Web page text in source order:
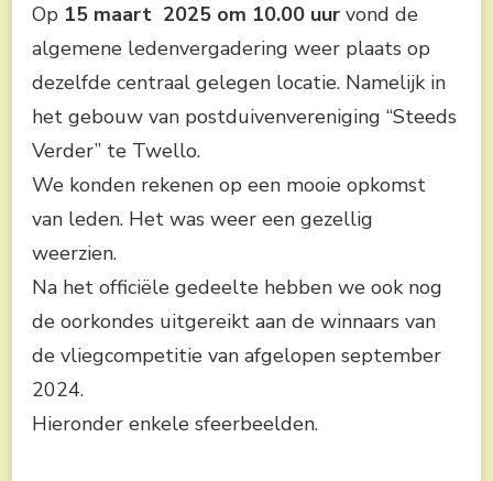
Op 15 maart 2025 om 10.00 uur vond de
algemene ledenvergadering weer plaats op
dezelfde centraal gelegen locatie. Namelijk in
het gebouw van postduivenvereniging “Steeds
Verder” te Twello.
We konden rekenen op een mooie opkomst
van leden. Het was weer een gezellig
weerzien.
Na het officiële gedeelte hebben we ook nog
de oorkondes uitgereikt aan de winnaars van
de vliegcompetitie van afgelopen september
2024.
Hieronder enkele sfeerbeelden.